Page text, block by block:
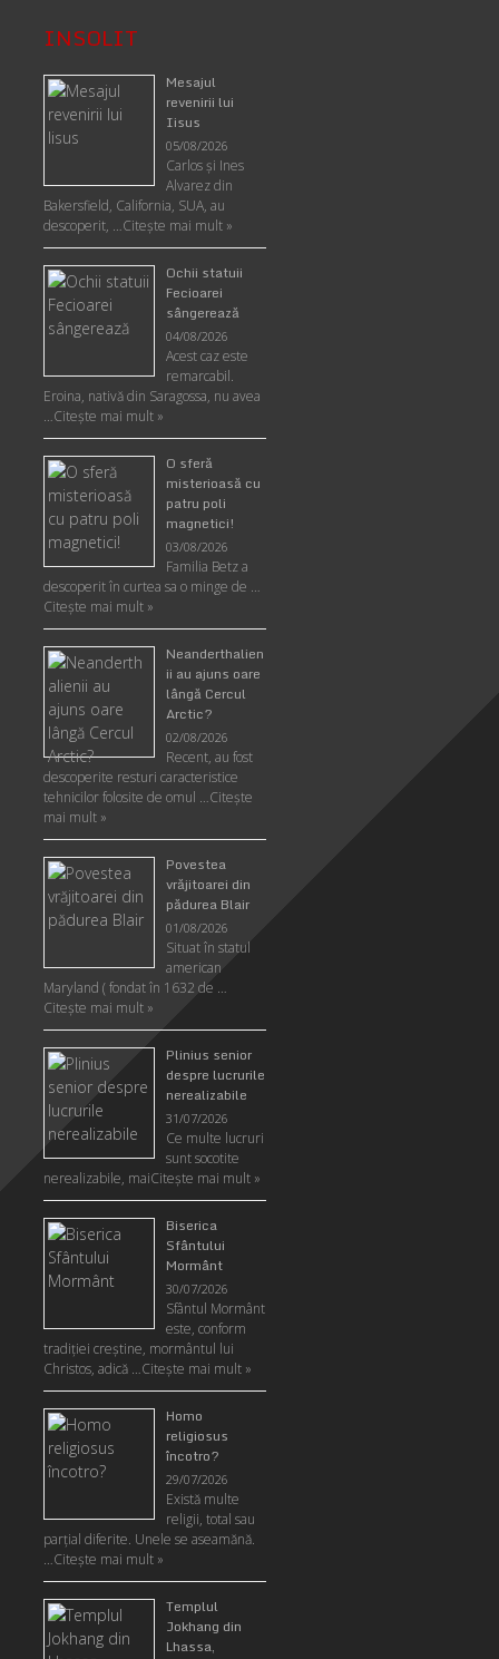
INSOLIT
Mesajul
revenirii lui
Iisus
05/08/2026
Carlos şi Ines
Alvarez din
Bakersfield, California, SUA, au
descoperit, …Citeşte mai mult »
Ochii statuii
Fecioarei
sângerează
04/08/2026
Acest caz este
remarcabil.
Eroina, nativă din Saragossa, nu avea
…Citeşte mai mult »
O sferă
misterioasă cu
patru poli
magnetici!
03/08/2026
Familia Betz a
descoperit în curtea sa o minge de …
Citeşte mai mult »
Neanderthalien
ii au ajuns oare
lângă Cercul
Arctic?
02/08/2026
Recent, au fost
descoperite resturi caracteristice
tehnicilor folosite de omul …Citeşte
mai mult »
Povestea
vrăjitoarei din
pădurea Blair
01/08/2026
Situat în statul
american
Maryland ( fondat în 1632 de …
Citeşte mai mult »
Plinius senior
despre lucrurile
nerealizabile
31/07/2026
Ce multe lucruri
sunt socotite
nerealizabile, maiCiteşte mai mult »
Biserica
Sfântului
Mormânt
30/07/2026
Sfântul Mormânt
este, conform
tradiţiei creştine, mormântul lui
Christos, adică …Citeşte mai mult »
Homo
religiosus
încotro?
29/07/2026
Există multe
religii, total sau
parţial diferite. Unele se aseamănă.
…Citeşte mai mult »
Templul
Jokhang din
Lhassa,